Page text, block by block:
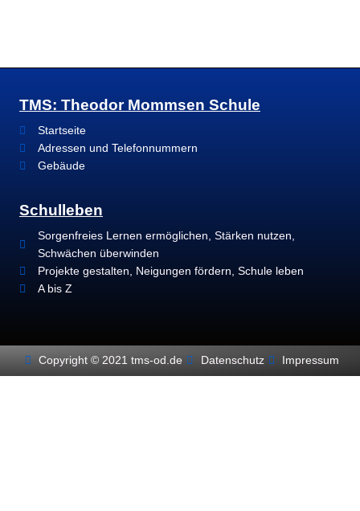
TMS: Theodor Mommsen Schule
Startseite
Adressen und Telefonnummern
Gebäude
Schulleben
Sorgenfreies Lernen ermöglichen, Stärken nutzen,
Schwächen überwinden
Projekte gestalten, Neigungen fördern, Schule leben
A bis Z
Copyright © 2021 tms-od.de Datenschutz Impressum